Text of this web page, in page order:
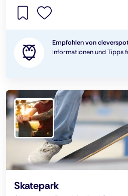
Empfohlen von
Informationen und Tipps
Skatepark